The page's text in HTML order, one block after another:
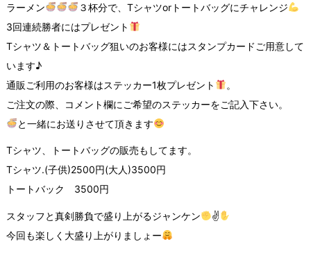
ラーメン
３杯分で、Tシャツorトートバッグにチャレンジ
3回連続勝者にはプレゼント
Tシャツ＆トートバッグ狙いのお客様にはスタンプカードご用意して
います♪
通販ご利用のお客様はステッカー1枚プレゼント
。
ご注文の際、コメント欄にご希望のステッカーをご記入下さい。
と一緒にお送りさせて頂きます
Tシャツ、トートバッグの販売もしてます。
Tシャツ.(子供)2500円(大人)3500円
トートバック 3500円
スタッフと真剣勝負で盛り上がるジャンケン
✌
今回も楽しく大盛り上がりましょー